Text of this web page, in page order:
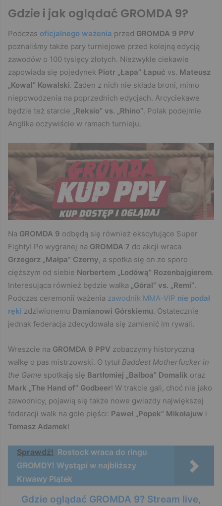
Gdzie i jak oglądać GROMDA 9?
Podczas oficjalnego ważenia przed GROMDA 9 PPV
poznaliśmy także pary turniejowe przed kolejną edycją
zawodów o 100 tysięcy złotych. Niezwykle ciekawie
zapowiada się pojedynek Piotr „Łapa” Łapuć vs. Mateusz
„Kowal” Kowalski. Żaden z nich nie składa broni, mimo
niepowodzenia na poprzednich edycjach. Arcyciekawe
będzie też starcie
„Reksio” vs. „Rhino”. Polak podejmie
Anglika oczywiście w ramach turnieju.
Na GROMDA 9 odbędą się również ekscytujące Super
Fighty! Po wygranej na GROMDA 7 do akcji wraca
Grzegorz „Małpa” Czerny, a spotka się on ze sporo
cięższym od siebie Norbertem „Lodówą” Rozenbajgierem.
Interesująca również będzie walka
„Góral” vs. „Remi”.
Podczas ceremonii ważenia zawodnik MMA-VIP nie podał
ręki zdziwionemu Damianowi Górskiemu. Ostatecznie
jednak federacja zdecydowała się zamienić im rywali.
Wreszcie na GROMDA 9 PPV zobaczymy historyczną
walkę o pas mistrzowski. O tytuł Baddest Motherfucker in
the Game spotkają się Bartłomiej „Balboa” Domalik oraz
Mark „The Hand of” Godbeer! W trakcie gali, choć nie jako
zawodnicy, pojawią się także nowe gwiazdy największej
federacji walk na gołe pięści: Paweł „Popek” Mikołajuw i
Tomasz Adamek!
Sprawdź! Rostock wraca do ringu
GROMDY! Wystąpi w najbliższy
Krwawy Piątek
Gdzie oglądać GROMDA 9? Stream live,